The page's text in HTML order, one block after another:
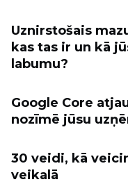
Uznirstošais
kas tas ir un kā
labumu?
Google Core
nozīmē jūsu
30 veidi, kā
veikalā